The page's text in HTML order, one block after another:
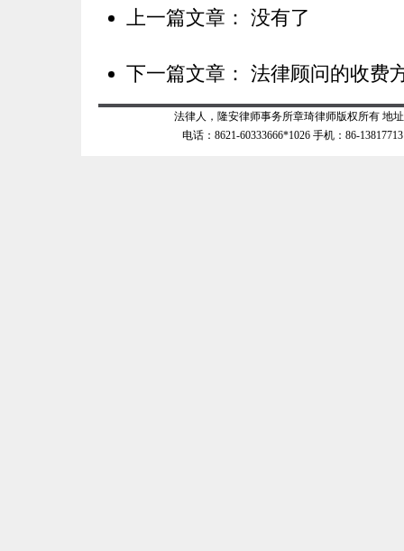
上一篇文章： 没有了
下一篇文章： 法律顾问的收费
法律人，隆安律师事务所章琦律师版权所有 地
电话：8621-60333666*1026 手机：86-